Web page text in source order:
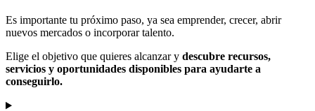
Es importante tu próximo paso, ya sea emprender, crecer, abrir
nuevos mercados o incorporar talento.
Elige el objetivo que quieres alcanzar y descubre recursos,
servicios y oportunidades disponibles para ayudarte a
conseguirlo.